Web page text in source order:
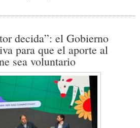
decida”: el Gobierno
para que el aporte al
sea voluntario